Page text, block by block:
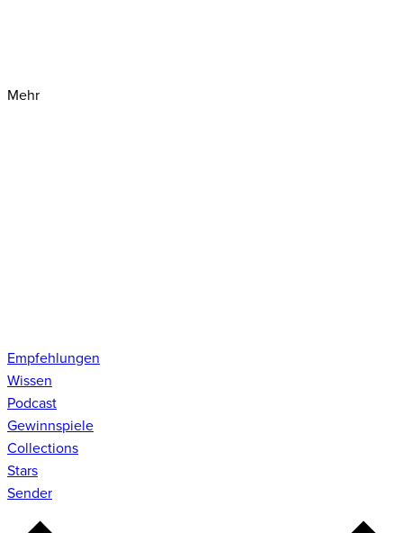
Mehr
Empfehlungen
Wissen
Podcast
Gewinnspiele
Collections
Stars
Sender